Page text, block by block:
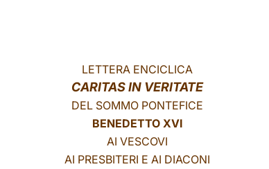
LETTERA ENCICLICA
CARITAS IN VERITATE
DEL SOMMO PONTEFICE
BENEDETTO XVI
AI VESCOVI
AI PRESBITERI E AI DIACONI